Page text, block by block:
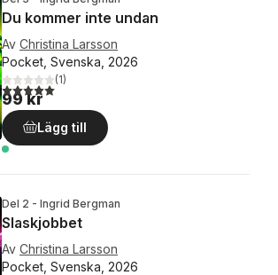
Du kommer inte undan
Av Christina Larsson
Pocket, Svenska, 2026
5,0utav 5 stjärnor. Totalt antal röster:
(1)
99 kr
Lägg till
Del 2 - Ingrid Bergman
Slaskjobbet
Av Christina Larsson
Pocket, Svenska, 2026